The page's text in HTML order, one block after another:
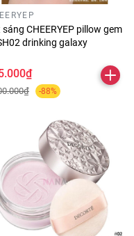
sáng CHEERYEP pillow gem
drinking galaxy
-88%